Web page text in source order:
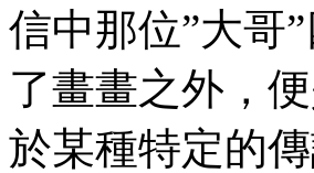
信中那位”大哥
了畫畫之外，
於某種特定的